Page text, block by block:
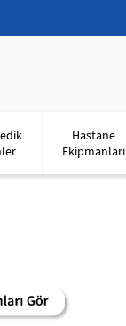
Hastane
Ekipmanları